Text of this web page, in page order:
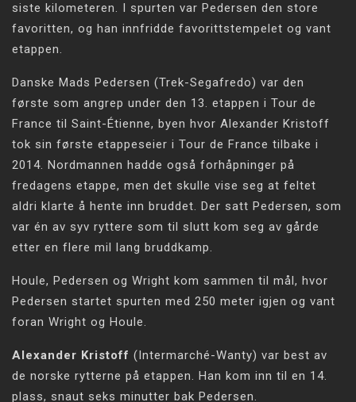
siste kilometeren. I spurten var Pedersen den store
favoritten, og han innfridde favorittstempelet og vant
etappen.
Danske Mads Pedersen (Trek-Segafredo) var den
første som angrep under den 13. etappen i Tour de
France til Saint-Étienne, byen hvor Alexander Kristoff
tok sin første etappeseier i Tour de France tilbake i
2014. Nordmannen hadde også forhåpninger på
fredagens etappe, men det skulle vise seg at feltet
aldri klarte å hente inn bruddet. Der satt Pedersen, som
var én av syv ryttere som til slutt kom seg av gårde
etter en flere mil lang bruddkamp.
Houle, Pedersen og Wright kom sammen til mål, hvor
Pedersen startet spurten med 250 meter igjen og vant
foran Wright og Houle.
Alexander Kristoff (Intermarché-Wanty) var best av
de norske rytterne på etappen. Han kom inn til en 14.
plass, snaut seks minutter bak Pedersen.